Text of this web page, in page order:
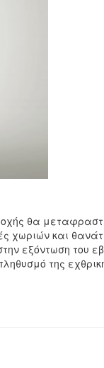
θα
χωριών και
εξόντωση του
της